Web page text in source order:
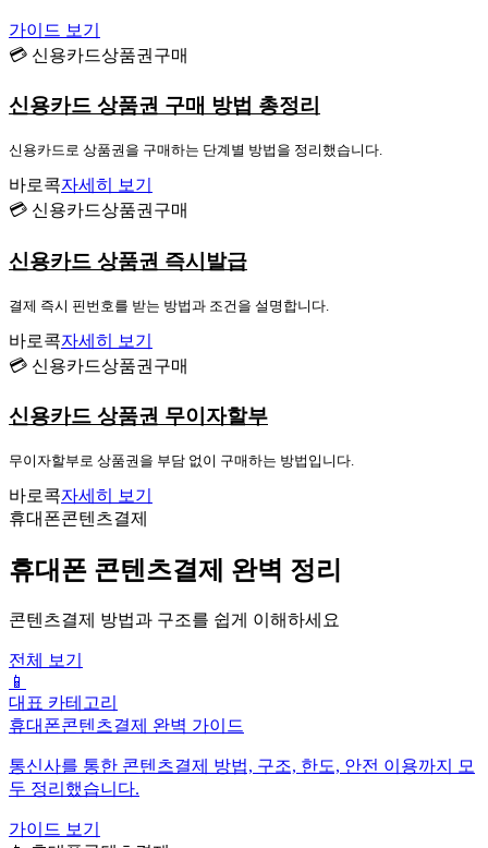
가이드 보기
💳 신용카드상품권구매
신용카드 상품권 구매 방법 총정리
신용카드로 상품권을 구매하는 단계별 방법을 정리했습니다.
바로콕자세히 보기
💳 신용카드상품권구매
신용카드 상품권 즉시발급
결제 즉시 핀번호를 받는 방법과 조건을 설명합니다.
바로콕자세히 보기
💳 신용카드상품권구매
신용카드 상품권 무이자할부
무이자할부로 상품권을 부담 없이 구매하는 방법입니다.
바로콕자세히 보기
휴대폰콘텐츠결제
휴대폰 콘텐츠결제 완벽 정리
콘텐츠결제 방법과 구조를 쉽게 이해하세요
전체 보기
📱
대표 카테고리
휴대폰콘텐츠결제 완벽 가이드
통신사를 통한 콘텐츠결제 방법, 구조, 한도, 안전 이용까지 모
두 정리했습니다.
가이드 보기